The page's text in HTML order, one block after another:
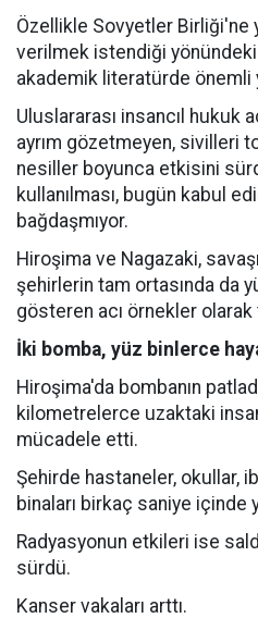
Özellikle Sovyetler Birliği'ne
verilmek istendiği
akademik literatürde önemli
Uluslararası insancıl hukuk
ayrım gözetmeyen, sivilleri
nesiller boyunca etkisini
kullanılması, bugün kabul
bağdaşmıyor.
Hiroşima ve Nagazaki,
şehirlerin tam ortasında da
gösteren acı örnekler
İki bomba, yüz binlerce
Hiroşima'da bombanın
kilometrelerce uzaktaki
mücadele etti.
Şehirde hastaneler, okullar,
binaları birkaç saniye içinde
Radyasyonun etkileri ise
sürdü.
Kanser vakaları arttı.